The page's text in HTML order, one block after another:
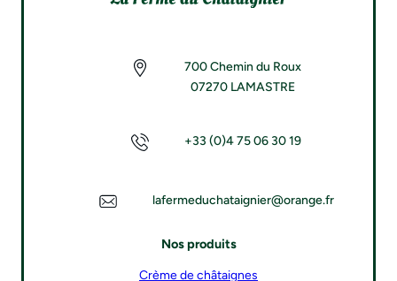
700 Chemin du Roux
07270 LAMASTRE
+33 (0)4 75 06 30 19
lafermeduchataignier@orange.fr
Nos produits
Crème de châtaignes